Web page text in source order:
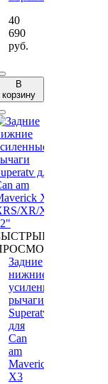
40
690
руб.
В
корзину
Задние
нижние
усиленные
рычаги
Superatv
для
Can
am
Maverick
X3